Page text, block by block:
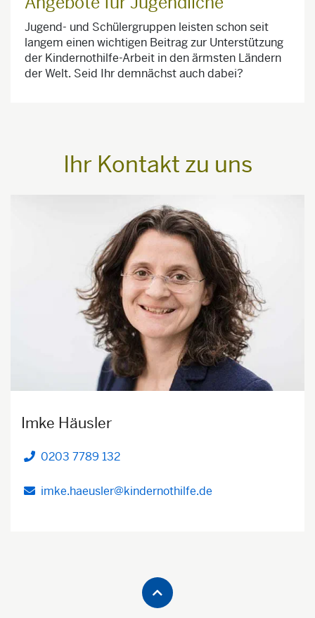
Jugend- und Schülergruppen leisten schon seit
langem einen wichtigen Beitrag zur Unterstützung
der Kindernothilfe-Arbeit in den ärmsten Ländern
der Welt. Seid Ihr demnächst auch dabei?
Ihr Kontakt zu uns
Imke Häusler
Telefon
0203 7789 132
imke.haeusler@kindernothilfe.de